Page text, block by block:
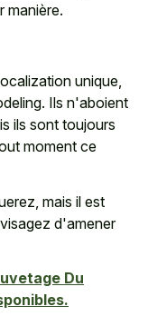
manière.
unique,
Ils n'aboient
ils sont toujours
moment ce
mais il est
d'amener
Du